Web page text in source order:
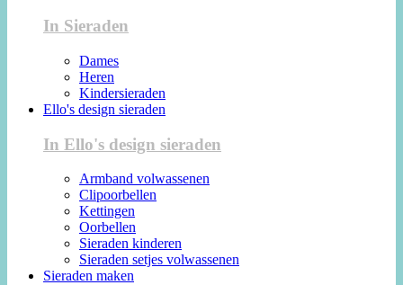
In Sieraden
Dames
Heren
Kindersieraden
Ello's design sieraden
In Ello's design sieraden
Armband volwassenen
Clipoorbellen
Kettingen
Oorbellen
Sieraden kinderen
Sieraden setjes volwassenen
Sieraden maken